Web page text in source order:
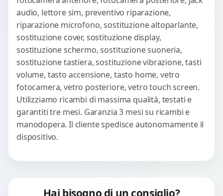
audio, lettore sim, preventivo riparazione,
riparazione microfono, sostituzione altoparlante,
sostituzione cover, sostituzione display,
sostituzione schermo, sostituzione suoneria,
sostituzione tastiera, sostituzione vibrazione, tasti
volume, tasto accensione, tasto home, vetro
fotocamera, vetro posteriore, vetro touch screen.
Utilizziamo ricambi di massima qualità, testati e
garantiti tre mesi. Garanzia 3 mesi su ricambi e
manodopera. Il cliente spedisce autonomamente il
dispositivo.